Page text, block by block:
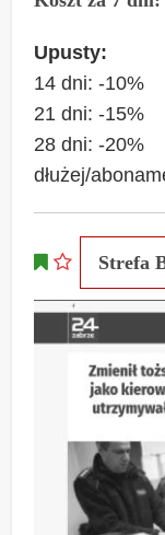
Upusty:
14 dni: -10%
21 dni: -15%
28 dni: -20%
dłużej/
Strefa